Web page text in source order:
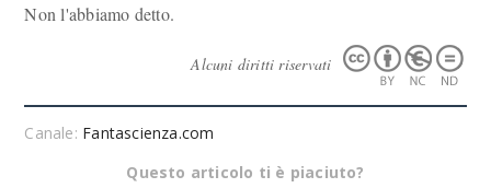
Non l'abbiamo detto.
Alcuni diritti riservati
Canale: Fantascienza.com
Questo articolo ti è piaciuto?